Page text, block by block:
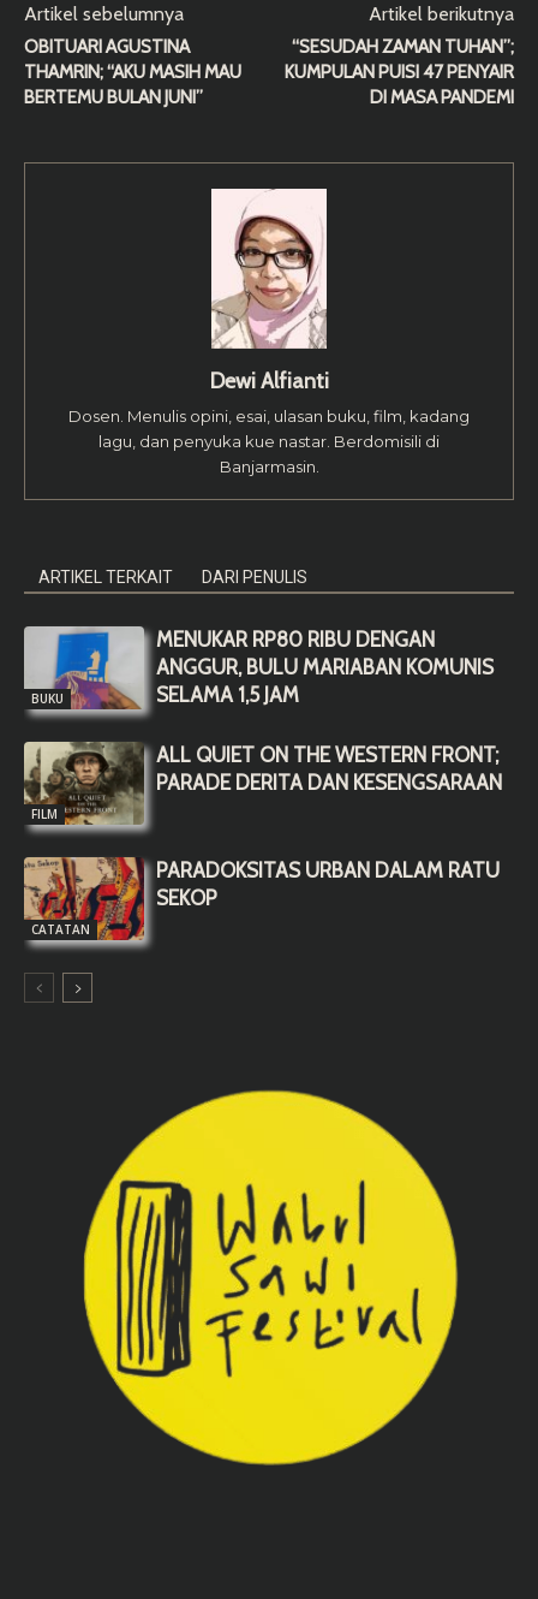
Artikel sebelumnya
OBITUARI AGUSTINA
THAMRIN; “AKU MASIH MAU
BERTEMU BULAN JUNI”
Artikel berikutnya
“SESUDAH ZAMAN TUHAN”;
KUMPULAN PUISI 47 PENYAIR
DI MASA PANDEMI
Dewi Alfianti
Dosen. Menulis opini, esai, ulasan buku, film, kadang
lagu, dan penyuka kue nastar. Berdomisili di
Banjarmasin.
ARTIKEL TERKAIT DARI PENULIS
BUKU
MENUKAR RP80 RIBU DENGAN
ANGGUR, BULU MARIABAN KOMUNIS
SELAMA 1,5 JAM
FILM
ALL QUIET ON THE WESTERN FRONT;
PARADE DERITA DAN KESENGSARAAN
CATATAN
PARADOKSITAS URBAN DALAM RATU
SEKOP